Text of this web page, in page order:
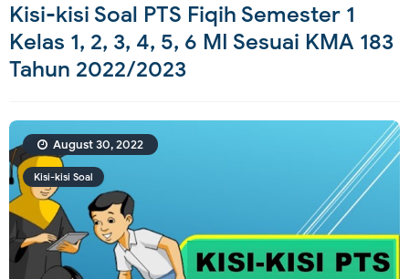
Kisi-kisi Soal PTS Fiqih Semester 1
Kelas 1, 2, 3, 4, 5, 6 MI Sesuai KMA 183
Tahun 2022/2023
Kisi-kisi Soal
August 30, 2022